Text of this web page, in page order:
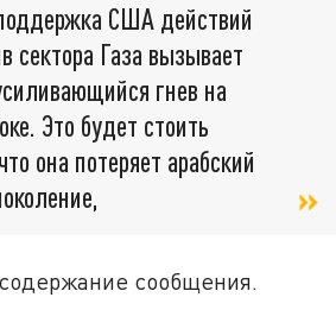
США действий
сектора Газа вызывает
гнев на
Это будет стоить
она потеряет арабский
сообщения.